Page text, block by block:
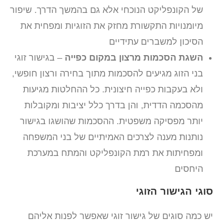
של הקונפליקט הנוכחי אלא גם בהמשך הדרך. שיפור
מיומנויות התקשורת מחזק את הזוגיות ומפחית את
הסיכון למשברים עתידיים
השגת הסכמות מרצון במקום כפייה – בגישור זוגי
בני הזוג מגיעים להסכמות מתוך בחירה ורצון חופשי,
ולא בעקבות כפייה חיצונית. כל ההחלטות מגיעות
מהסכמה הדדית, והן בדרך כלל יציבות ומקובלות
יותר מפסיקה משפטית. ההסכמות שהושגו בגישור
נותנות מענה לצרכים האמיתיים של בני המשפחה
ומפחיתות את רמת הקונפליקט והמתח במערכת
היחסים
סוגי הגישור הזוגי
יש כמה סוגים של גישור זוגי שאפשר לפנות אליהם